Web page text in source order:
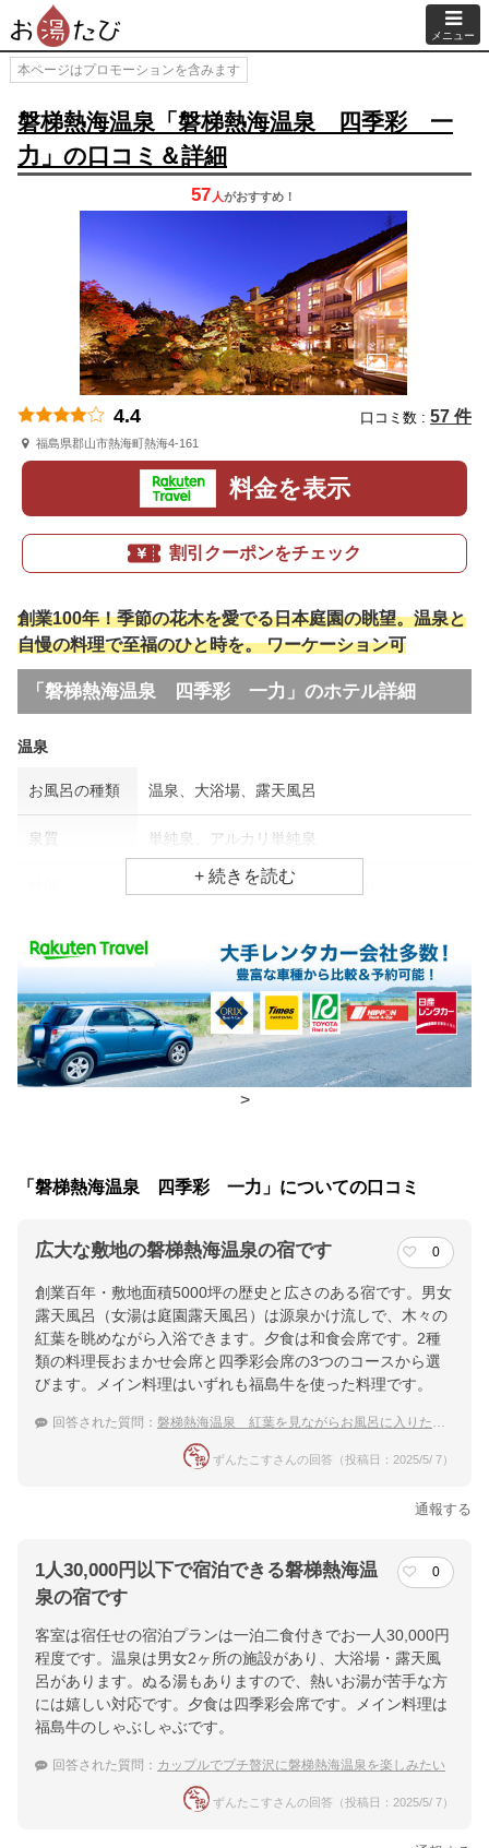
メニュー
本ページはプロモーションを含みます
磐梯熱海温泉「磐梯熱海温泉 四季彩 一
力」の口コミ＆詳細
57 人がおすすめ！
4.4 口コミ数 : 57 件
福島県郡山市熱海町熱海4-161
料金を表示
割引クーポンをチェック
創業100年！季節の花木を愛でる日本庭園の眺望。温泉と
自慢の料理で至福のひと時を。 ワーケーション可
「磐梯熱海温泉 四季彩 一力」のホテル詳細
温泉
お風呂の種類 温泉、大浴場、露天風呂
泉質 単純泉、アルカリ単純泉
アトピー・湿疹、胃腸病、肩凝り
食事場所
朝食 レストラン、食事処
夕食 部屋、食事処
チェックイン・チェックアウト時間
チェックアウ
10:00
ＪＲ郡山駅より磐梯西線乗換、磐梯熱海駅（１５分）下車、徒歩
５分/磐越自動車道磐梯熱海ICより１０分
提供：楽天トラベル
ホテル詳細を詳しく見る
>
「磐梯熱海温泉 四季彩 一力」についての口コミ
広大な敷地の磐梯熱海温泉の宿です 0
創業百年・敷地面積5000坪の歴史と広さのある宿です。男女
露天風呂（女湯は庭園露天風呂）は源泉かけ流しで、木々の
紅葉を眺めながら入浴できます。夕食は和食会席です。2種
類の料理長おまかせ会席と四季彩会席の3つのコースから選
びます。メイン料理はいずれも福島牛を使った料理です。
回答された質問： 磐梯熱海温泉 紅葉を見ながらお風呂に入りたい！おすすめの温泉宿は？
ずんたこすさんの回答（投稿日：2025/5/ 7）
通報する
1人30,000円以下で宿泊できる磐梯熱海温
泉の宿です
0
客室は宿任せの宿泊プランは一泊二食付きでお一人30,000円
程度です。温泉は男女2ヶ所の施設があり、大浴場・露天風
呂があります。ぬる湯もありますので、熱いお湯が苦手な方
には嬉しい対応です。夕食は四季彩会席です。メイン料理は
福島牛のしゃぶしゃぶです。
回答された質問： カップルでプチ贅沢に磐梯熱海温泉を楽しみたい
ずんたこすさんの回答（投稿日：2025/5/ 7）